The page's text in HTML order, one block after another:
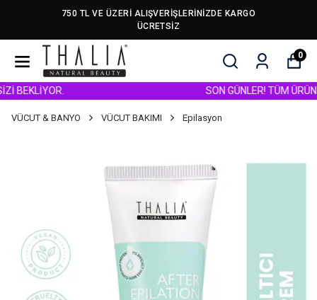
750 TL VE ÜZERİ ALIŞVERİŞLERİNİZDE KARGO
ÜCRETSİZ
0
SON GÜNLER! TÜM
VÜCUT & BANYO VÜCUT BAKIMI Epilasyon